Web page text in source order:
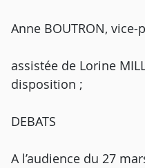
Anne BOUTRON,
assistée de Lorine
disposition ;
DEBATS
A l’audience du 27